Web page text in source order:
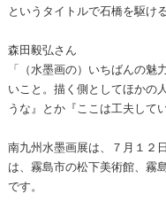
というタイトルで石橋を駆け
森田毅弘さん
「（水墨画の）いちばんの
いこと。描く側としてほかの
うな』とか『ここは工夫して
南九州水墨画展は、７月１２
は、霧島市の松下美術館、霧
です。